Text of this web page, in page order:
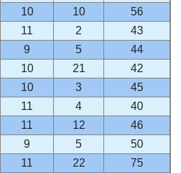
10 10
56
11 2
43
9 5
44
10 21
42
10 3
45
11 4
40
11 12
46
9 5
50
11 22
75